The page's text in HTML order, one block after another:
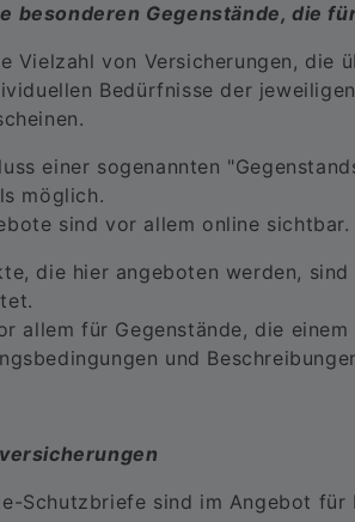
besonderen Gegenstände, die
Vielzahl von Versicherungen, die
Bedürfnisse der
einer sogenannten
möglich.
sind vor allem online sichtbar.
die hier angeboten werden,
allem für Gegenstände, die
und
Schutzbriefe sind im Angebot